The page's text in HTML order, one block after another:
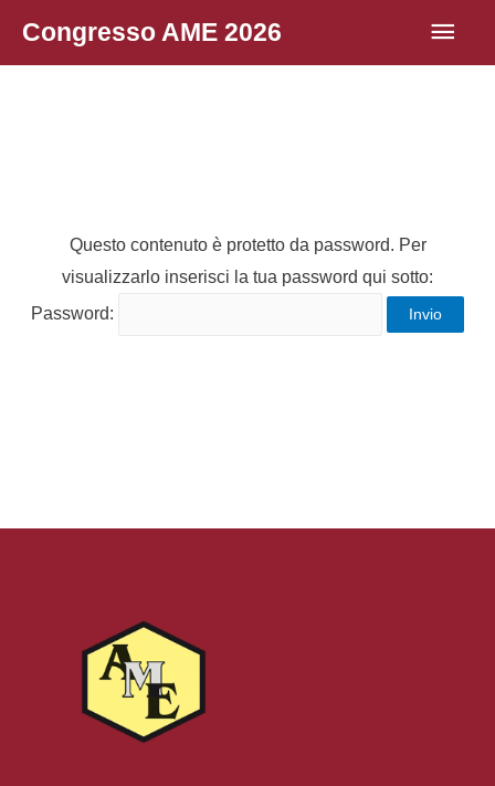
Congresso AME 2026
Questo contenuto è protetto da password. Per
visualizzarlo inserisci la tua password qui sotto:
Password: